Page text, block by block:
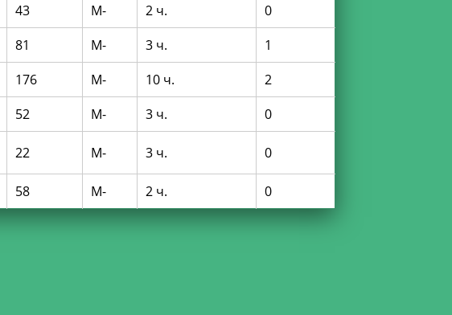
43 M- 2 ч.
0
81 M- 3 ч.
1
176 M- 10 ч.
2
52 M- 3 ч. 0
22 M- 3 ч. 0
58 M- 2 ч. 0